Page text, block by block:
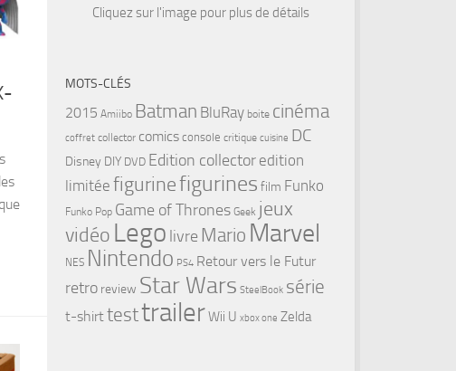
WhatsApp
Cliquez sur l'image pour plus de détails
MOTS-CLÉS
2015 Amiibo Batman BluRay boite cinéma
coffret collector comics console critique cuisine DC
Disney DIY DVD Edition collector edition
limitée figurinefigurines film Funko
Funko Pop Game of Thrones Geek jeux
vidéo Lego livre Mario Marvel
NES Nintendo PS4 Retour vers le Futur
retro review Star Wars SteelBook série
t-shirttesttrailerWii U xbox one Zelda